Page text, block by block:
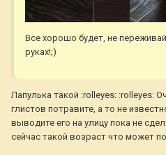
Все хорошо будет, не
руках!;)
Лапулька такой :rolleyes: :rolleyes:
глистов потравите, а то не
выводите его на улицу пока не
сейчас такой возраст что может